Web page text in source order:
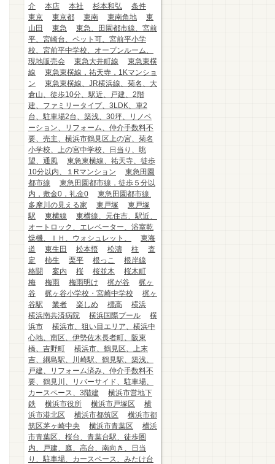
介
本店 本社 杉本和弘
条件
東京
東京都 東南 東南角地
東
山田
東急
東急、田園都市線、宮前
平、宮崎台、ペット可、宮前平小学
校、宮前平中学校、オープンルーム、
現地販売会
東急大井町線
東急東横
線
東急東横線，祐天寺，1Kマンショ
ン
東急東横線、JR横浜線、菊名、大
倉山、徒歩10分、駅近、戸建、2階
建、ファミリータイプ、3LDK、車2
台、駐車場2台、築浅、30坪、リノベ
ーション、リフォーム、仲介手数料不
要、売主、横浜市鶴見区上の宮、菊名
小学校、上の宮中学校、日当り、眺
望、通風
東急東横線、祐天寺、徒歩
10分以内、１Rマンション
東急田園
都市線
東急田園都市線，徒歩５分以
内，敷金0，礼金0
東急田園都市線.
多摩川の見える家
東戸塚
東戸塚
駅
東横線
東横線、元住吉、駅近、
オートロック、エレベーター、浴室乾
燥機、ＩＨ、ウォシュレット、
東海
道
東生田 松本悟 松濤 柱
査
定
柿生 栗平 根っこ
根岸線
格闘
案内 桜 桜並木
桜木町
梅
梅雨 梅雨明け 梶が谷
梶ヶ
谷
梶ヶ谷小学校・宮崎中学校
梶ヶ
谷駅
業者 楽しめ 標高
横浜
横浜南共済病院
横浜国際プール
横
浜市
横浜市、狙い目エリア、横浜中
心地、南区、伊勢佐木長者町、阪東
橋、吉野町
横浜市、鶴見区、上末
吉、綱島駅、川崎駅、鶴見駅、築浅、
戸建、リフォーム済み、仲介手数料不
要、鶴見川、リバーサイド、駐車場、
カースペース、3階建
横浜市営地下
鉄
横浜市役所 横浜市戸塚区
横
浜市港北区
横浜市都筑区
横浜市都
筑区茅ヶ崎中央
横浜市青葉区
横浜
市青葉区、桜台、青葉台駅、徒歩圏
内、戸建、庭、高台、南向き、日当
り、駐車場、カースペース、みたけ台